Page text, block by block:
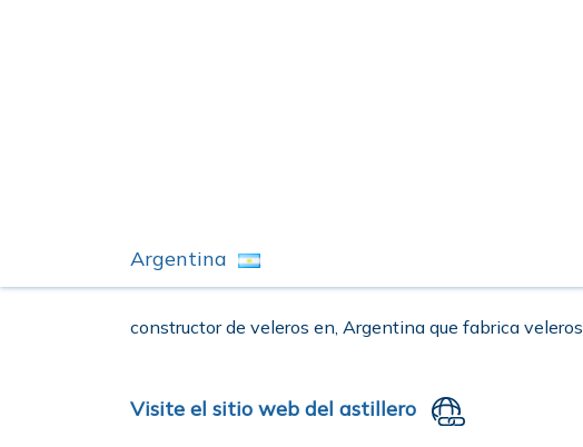
Argentina
constructor de veleros en, Argentina que fabrica veleros
Visite el sitio web del astillero